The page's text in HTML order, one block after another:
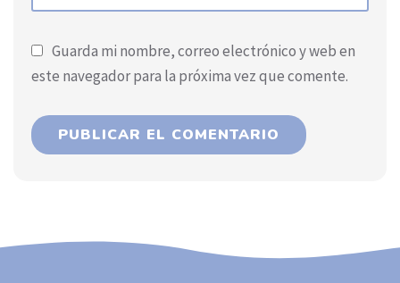
Guarda mi nombre, correo electrónico y web en
este navegador para la próxima vez que comente.